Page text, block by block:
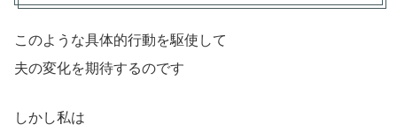
このような具体的行動を駆使して
夫の変化を期待するのです
しかし私は